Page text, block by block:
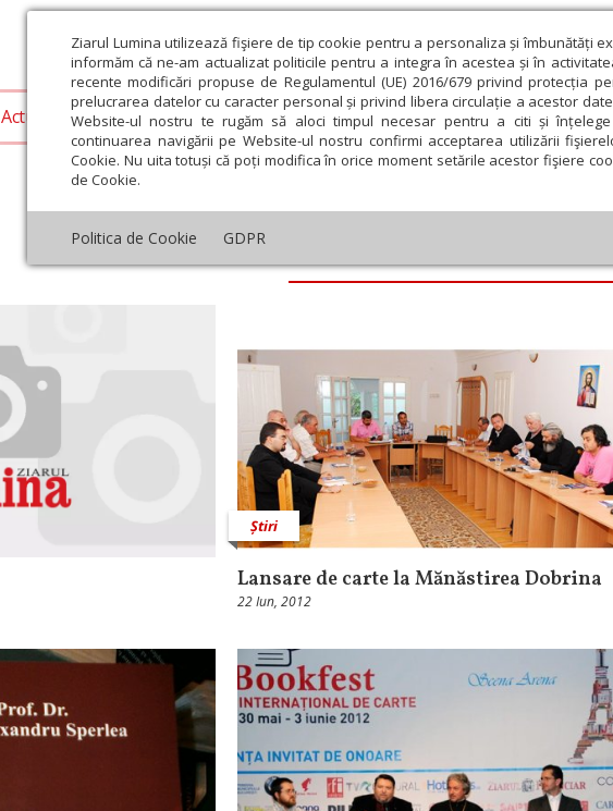
Ziarul Lumina utilizează fişiere de tip cookie pentru a personaliza și îmbunătăți
informăm că ne-am actualizat politicile pentru a integra în acestea și în
recente modificări propuse de Regulamentul (UE) 2016/679 privind protecția
prelucrarea datelor cu caracter personal și privind libera circulație a acestor
Website-ul nostru te rugăm să aloci timpul necesar pentru a citi și
continuarea navigării pe Website-ul nostru confirmi acceptarea utilizării
Cookie. Nu uita totuși că poți modifica în orice moment setările acestor fişiere
de Cookie.
Politica de Cookie GDPR
Actualitate religioasă Teologie și spiritualitate Educaţie și Cultură
Știri
Lansare de carte la Mănăstirea Dobrina
22 Iun, 2012